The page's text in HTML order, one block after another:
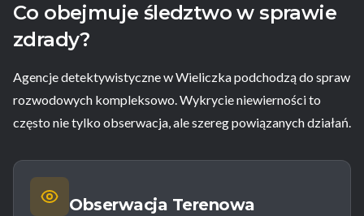
Co obejmuje śledztwo w sprawie
zdrady?
Agencje detektywistyczne w Wieliczka podchodzą do spraw
rozwodowych kompleksowo. Wykrycie niewierności to
często nie tylko obserwacja, ale szereg powiązanych działań.
Obserwacja Terenowa